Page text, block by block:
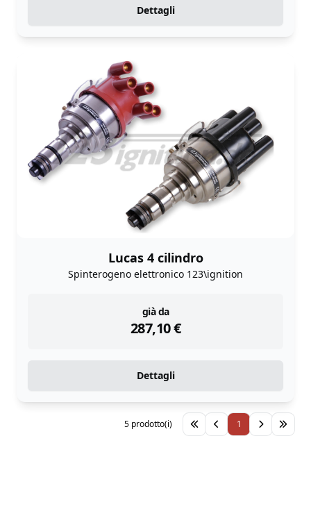
Dettagli
Lucas 4 cilindro
Spinterogeno elettronico 123\ignition
già da
287,10€
instock
Dettagli
1
5 prodotto(i)